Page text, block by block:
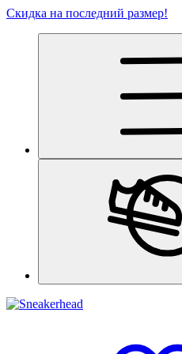
Скидка на последний размер!